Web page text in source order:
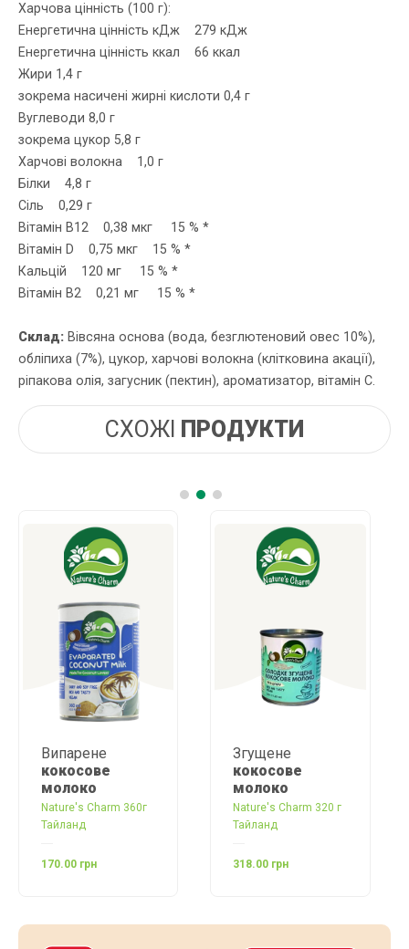
Харчова цінність (100 г):
Енергетична цінність кДж 279 кДж
Енергетична цінність ккал 66 ккал
Жири 1,4 г
зокрема насичені жирні кислоти 0,4 г
Вуглеводи 8,0 г
зокрема цукор 5,8 г
Харчові волокна 1,0 г
Білки 4,8 г
Сіль 0,29 г
Вітамін В12 0,38 мкг 15 % *
Вітамін D 0,75 мкг 15 % *
Кальцій 120 мг 15 % *
Вітамін В2 0,21 мг 15 % *
Склад: Вівсяна основа (вода, безглютеновий овес 10%),
обліпиха (7%), цукор, харчові волокна (клітковина акації),
ріпакова олія, загусник (пектин), ароматизатор, вітамін С.
СХОЖІ ПРОДУКТИ
Nature's Charm 320 г
Nature's Charm 400